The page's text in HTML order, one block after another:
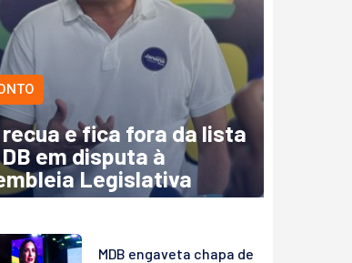
e fica fora da lista
em disputa à
Legislativa
MDB engaveta chapa de